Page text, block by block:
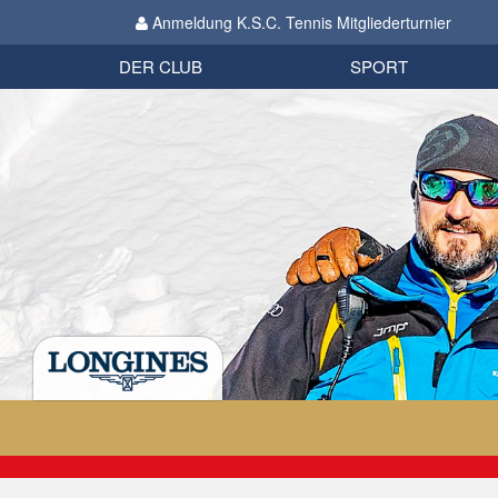
Anmeldung K.S.C. Tennis Mitgliederturnier
DER CLUB
Organisation
SPORT
Biathlon
Datenschutzverordnung 2018
Impressum